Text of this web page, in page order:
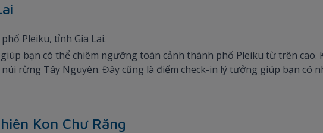
Pleiku, tỉnh Gia Lai.
giúp bạn có thể chiêm ngưỡng toàn cảnh thành phố Pleiku từ trên
rừng Tây Nguyên. Đây cũng là điểm check-in lý tưởng giúp bạn có
Kon Chư Răng